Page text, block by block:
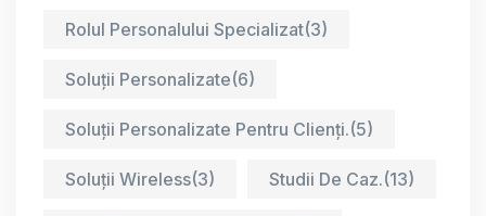
Rolul Personalului Specializat(3)
Soluții Personalizate(6)
Soluții Personalizate Pentru Clienți.(5)
Soluții Wireless(3) Studii De Caz.(13)